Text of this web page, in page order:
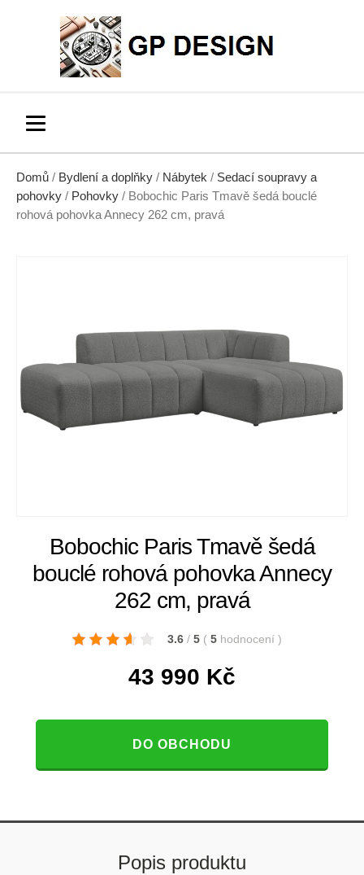
Domů / Bydlení a doplňky / Nábytek / Sedací soupravy a
pohovky / Pohovky / Bobochic Paris Tmavě šedá bouclé
rohová pohovka Annecy 262 cm, pravá
Bobochic Paris Tmavě šedá
bouclé rohová pohovka Annecy
262 cm, pravá
3.6 / 5 ( 5 hodnocení )
43 990 Kč
DO OBCHODU
Popis produktu